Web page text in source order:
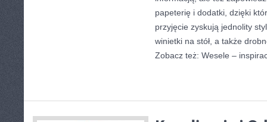
papeterię i dodatki, dzięki
przyjęcie zyskują jednolity
winietki na stół, a także
Zobacz też: Wesele –